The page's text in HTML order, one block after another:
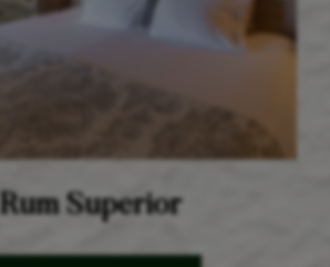
Rum Superior